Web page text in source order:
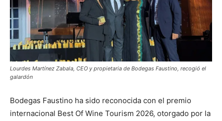
Lourdes Martínez Zabala, CEO y propietaria de Bodegas Faustino, recogió el
galardón
Bodegas Faustino ha sido reconocida con el premio
internacional Best Of Wine Tourism 2026, otorgado por la